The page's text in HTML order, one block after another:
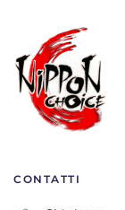
CONTATTI